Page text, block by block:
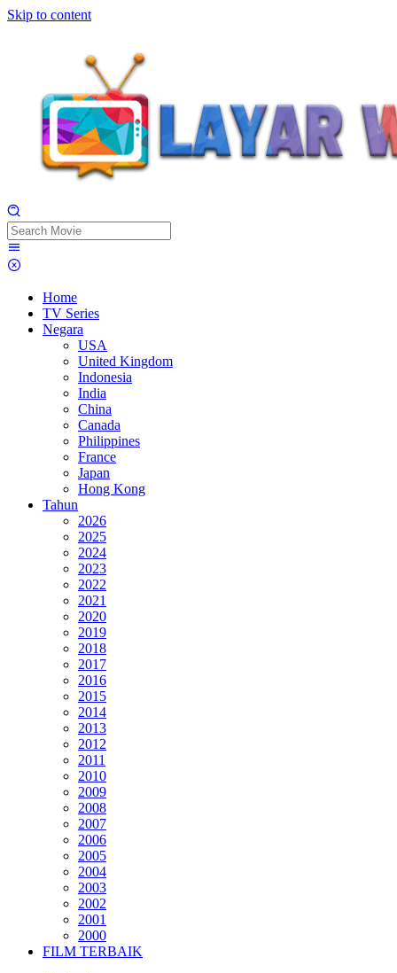
Skip to content
Home
TV Series
Negara
USA
United Kingdom
Indonesia
India
China
Canada
Philippines
France
Japan
Hong Kong
Tahun
2026
2025
2024
2023
2022
2021
2020
2019
2018
2017
2016
2015
2014
2013
2012
2011
2010
2009
2008
2007
2006
2005
2004
2003
2002
2001
2000
FILM TERBAIK